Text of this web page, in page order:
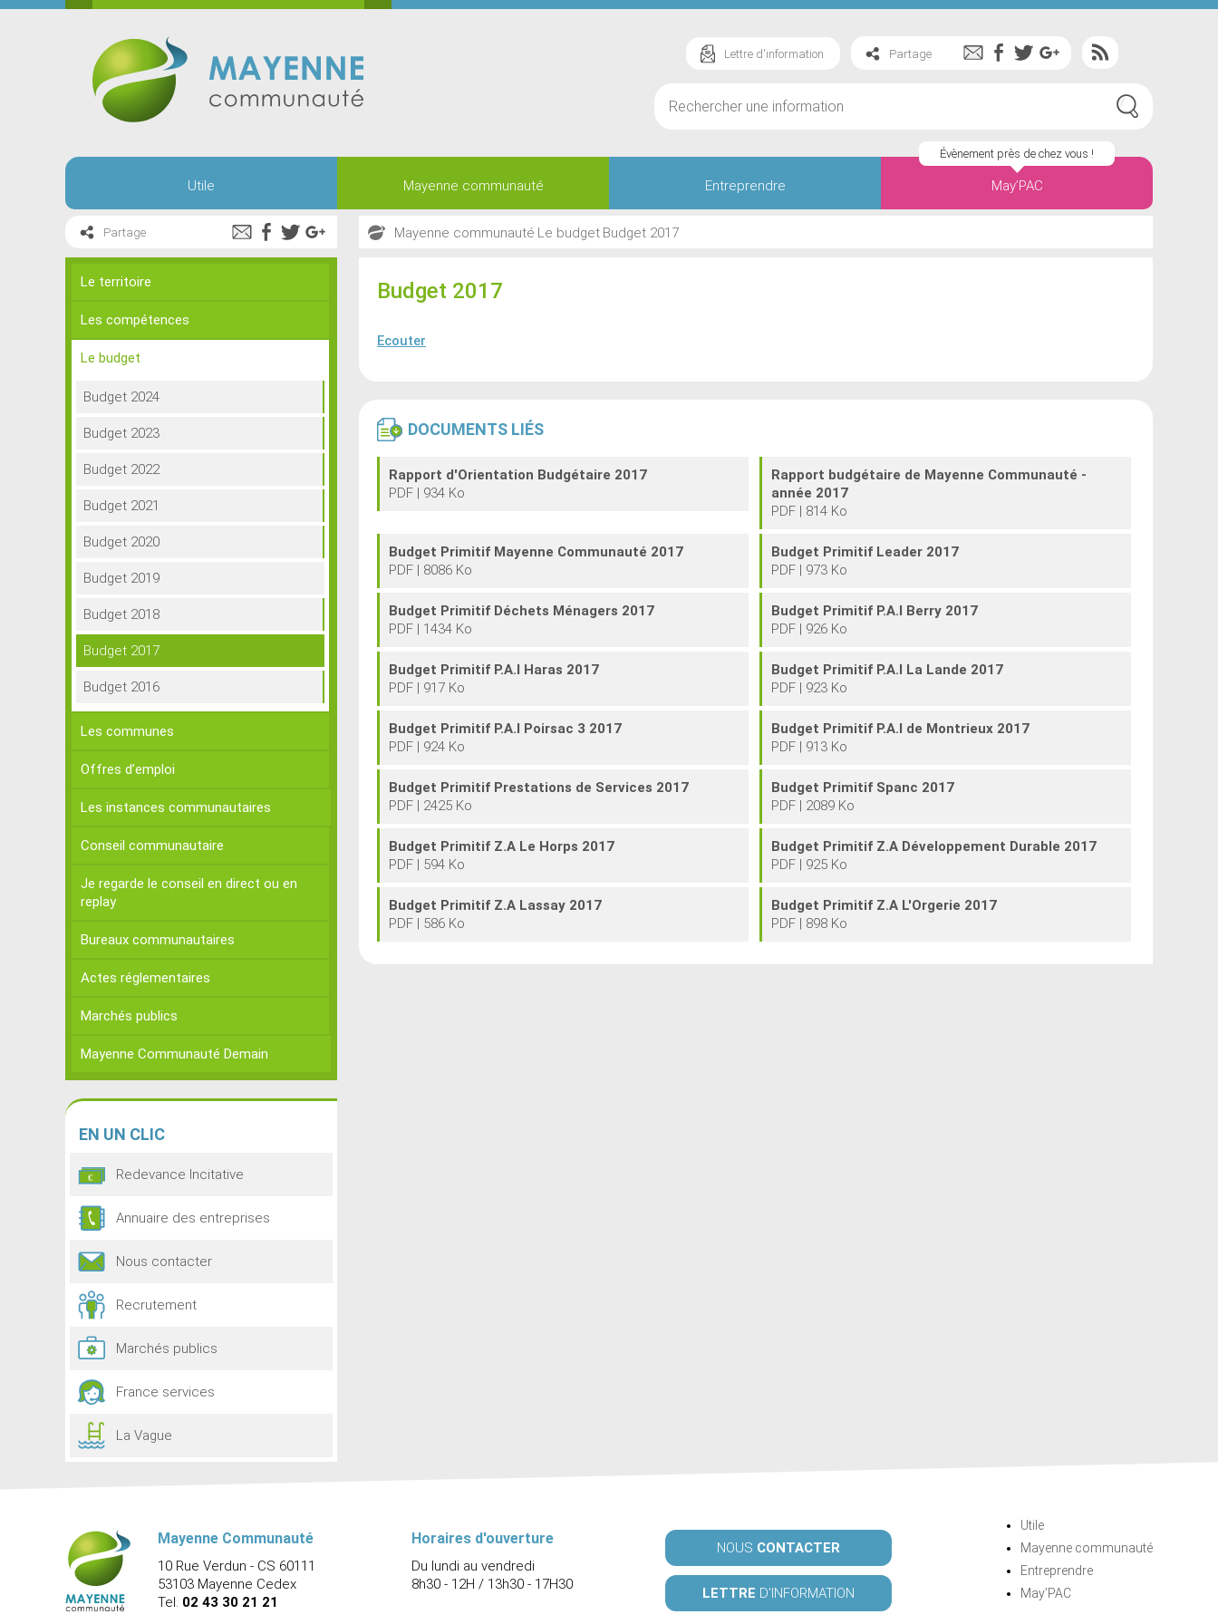
Lettre d'information Partage
Utile Mayenne communauté Entreprendre May’PAC
Évènement près de chez vous !
Mayenne communauté Le budget Budget 2017
Budget 2017
Ecouter
DOCUMENTS LIÉS
Rapport d'Orientation Budgétaire 2017
PDF | 934 Ko
Rapport budgétaire de Mayenne Communauté -
année 2017
PDF | 814 Ko
Budget Primitif Mayenne Communauté 2017
PDF | 8086 Ko
Budget Primitif Leader 2017
PDF | 973 Ko
Budget Primitif Déchets Ménagers 2017
PDF | 1434 Ko
Budget Primitif P.A.I Berry 2017
PDF | 926 Ko
Budget Primitif P.A.I Haras 2017
PDF | 917 Ko
Budget Primitif P.A.I La Lande 2017
PDF | 923 Ko
Budget Primitif P.A.I Poirsac 3 2017
PDF | 924 Ko
Budget Primitif P.A.I de Montrieux 2017
PDF | 913 Ko
Budget Primitif Prestations de Services 2017
PDF | 2425 Ko
Budget Primitif Spanc 2017
PDF | 2089 Ko
Budget Primitif Z.A Le Horps 2017
PDF | 594 Ko
Budget Primitif Z.A Développement Durable 2017
PDF | 925 Ko
Budget Primitif Z.A Lassay 2017
PDF | 586 Ko
Budget Primitif Z.A L'Orgerie 2017
PDF | 898 Ko
Partage
Le territoire
Les compétences
Le budget
Budget 2024
Budget 2023
Budget 2022
Budget 2021
Budget 2020
Budget 2019
Budget 2018
Budget 2017
Budget 2016
Les communes
Offres d’emploi
Les instances communautaires
Conseil communautaire
Je regarde le conseil en direct ou en
replay
Bureaux communautaires
Actes réglementaires
Marchés publics
Mayenne Communauté Demain
EN UN CLIC
Redevance Incitative
Annuaire des entreprises
Nous contacter
Recrutement
Marchés publics
France services
La Vague
Mayenne Communauté
10 Rue Verdun - CS 60111
53103 Mayenne Cedex
Tel. 02 43 30 21 21
Horaires d'ouverture
Du lundi au vendredi
8h30 - 12H / 13h30 - 17H30
Utile
Mayenne communauté
Entreprendre
May’PAC
NOUS CONTACTER
LETTRE D'INFORMATION